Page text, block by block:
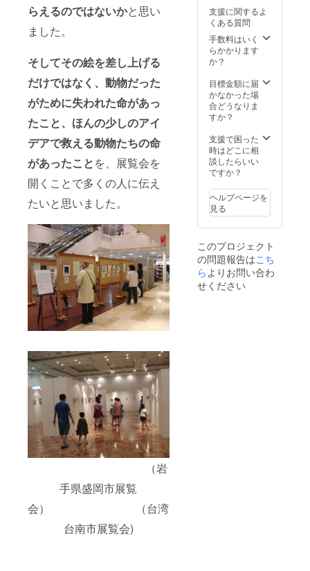
らえるのではないかと思い
ました。
そしてその絵を差し上げる
だけではなく、動物だった
がために失われた命があっ
たこと、ほんの少しのアイ
デアで救える動物たちの命
があったことを、展覧会を
開くことで多くの人に伝え
たいと思いました。
（岩
手県盛岡市展覧
会） （台湾
台南市展覧会)
ので
す。ど
の原画
になる
かはこ
決めさ
せて頂
きま
す。写
画の一
例で
す。
支援に関するよ
くある質問
手数料はいく
らかかります
か？
目標金額に届
かなかった場
合どうなりま
すか？
支援で困った
時はどこに相
談したらいい
ですか？
ヘルプページを
見る
このプロジェクト
の問題報告はこち
らよりお問い合わ
せください